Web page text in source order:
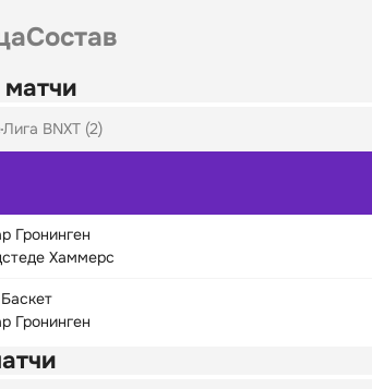
Состав
Лига BNXT (2)
Гронинген
Хаммерс
Гронинген